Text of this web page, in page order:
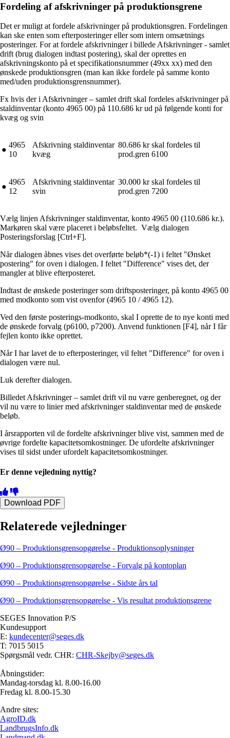
Fordeling af afskrivninger på produktionsgrene
Det er muligt at fordele afskrivninger på produktionsgren. Fordelingen
kan ske enten som efterposteringer eller som intern omsætnings
posteringer. For at fordele afskrivninger i billede Afskrivninger - samlet
drift (brug dialogen indtast postering), skal der oprettes en
afskrivningskonto på et specifikationsnummer (49xx xx) med den
ønskede produktionsgren (man kan ikke fordele på samme konto
med/uden produktionsgrensnummer).
Fx hvis der i Afskrivninger – samlet drift skal fordeles afskrivninger på
staldinventar (konto 4965 00) på 110.686 kr ud på følgende konti for
kvæg og svin
●
4965
10
Afskrivning staldinventar
kvæg
80.686 kr skal fordeles til
prod.gren 6100
●
4965
12
Afskrivning staldinventar
svin
30.000 kr skal fordeles til
prod.gren 7200
Vælg linjen Afskrivninger staldinventar, konto 4965 00 (110.686 kr.).
Markøren skal være placeret i beløbsfeltet. Vælg dialogen
Posteringsforslag [Ctrl+F].
Når dialogen åbnes vises det overførte beløb*(-1) i feltet "Ønsket
postering" for oven i dialogen. I feltet "Difference" vises det, der
mangler at blive efterposteret.
Indtast de ønskede posteringer som driftsposteringer, på konto 4965 00
med modkonto som vist ovenfor (4965 10 / 4965 12).
Ved den første posterings-modkonto, skal I oprette de to nye konti med
de ønskede forvalg (p6100, p7200). Anvend funktionen [F4], når I får
fejlen konto ikke oprettet.
Når I har lavet de to efterposteringer, vil feltet "Difference" for oven i
dialogen være nul.
Luk derefter dialogen.
Billedet Afskrivninger – samlet drift vil nu være genberegnet, og der
vil nu være to linier med afskrivninger staldinventar med de ønskede
beløb.
I årsrapporten vil de fordelte afskrivninger blive vist, sammen med de
øvrige fordelte kapacitetsomkostninger. De ufordelte afskrivninger
vises til sidst under ufordelt kapacitetsomkostninger.
Er denne vejledning nyttig?
Download PDF
Relaterede vejledninger
Ø90 – Produktionsgrensopgørelse - Produktionsoplysninger
Ø90 – Produktionsgrensopgørelse - Forvalg på kontoplan
Ø90 – Produktionsgrensopgørelse - Sidste års tal
Ø90 – Produktionsgrensopgørelse - Vis resultat produktionsgrene
SEGES Innovation P/S
Kundesupport
E: kundecenter@seges.dk
T: 7015 5015
Spørgsmål vedr. CHR: CHR-Skejby@seges.dk
Åbningstider:
Mandag-torsdag kl. 8.00-16.00
Fredag kl. 8.00-15.30
Andre sites:
AgroID.dk
LandbrugsInfo.dk